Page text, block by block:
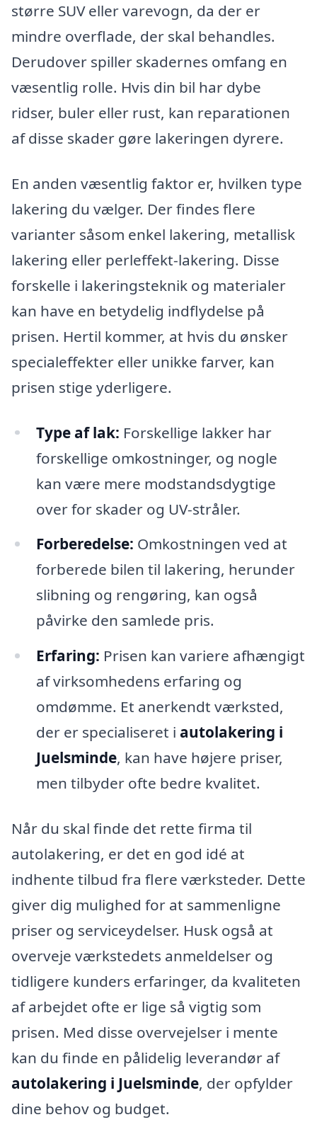
større SUV eller varevogn, da der er
mindre overflade, der skal behandles.
Derudover spiller skadernes omfang en
væsentlig rolle. Hvis din bil har dybe
ridser, buler eller rust, kan reparationen
af disse skader gøre lakeringen dyrere.
En anden væsentlig faktor er, hvilken type
lakering du vælger. Der findes flere
varianter såsom enkel lakering, metallisk
lakering eller perleffekt-lakering. Disse
forskelle i lakeringsteknik og materialer
kan have en betydelig indflydelse på
prisen. Hertil kommer, at hvis du ønsker
specialeffekter eller unikke farver, kan
prisen stige yderligere.
Type af lak: Forskellige lakker har
forskellige omkostninger, og nogle
kan være mere modstandsdygtige
over for skader og UV-stråler.
Forberedelse: Omkostningen ved at
forberede bilen til lakering, herunder
slibning og rengøring, kan også
påvirke den samlede pris.
Erfaring: Prisen kan variere afhængigt
af virksomhedens erfaring og
omdømme. Et anerkendt værksted,
der er specialiseret i autolakering i
Juelsminde, kan have højere priser,
men tilbyder ofte bedre kvalitet.
Når du skal finde det rette firma til
autolakering, er det en god idé at
indhente tilbud fra flere værksteder. Dette
giver dig mulighed for at sammenligne
priser og serviceydelser. Husk også at
overveje værkstedets anmeldelser og
tidligere kunders erfaringer, da kvaliteten
af arbejdet ofte er lige så vigtig som
prisen. Med disse overvejelser i mente
kan du finde en pålidelig leverandør af
autolakering i Juelsminde, der opfylder
dine behov og budget.